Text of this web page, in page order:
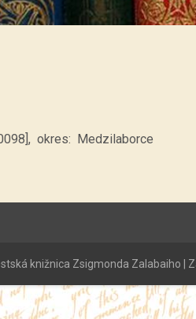
okres: Medzilaborce
knižnica Zsigmonda Zalabaiho |